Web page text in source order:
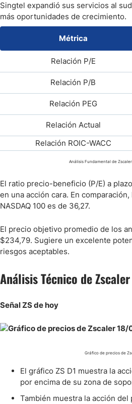
Singtel expandió sus servicios al
más oportunidades de crecimiento.
Métrica
Relación P/E
Relación P/B
Relación PEG
Relación Actual
Relación ROIC-WACC
Análisis Fundamental de
El ratio precio-beneficio (P/E) a
en una acción cara. En
NASDAQ 100 es de 36,27.
El precio objetivo promedio de los
$234,79. Sugiere un excelente
riesgos aceptables.
Análisis Técnico de Zscaler
Señal ZS de hoy
Gráfico de precios de
El gráfico ZS D1 muestra la
por encima de su zona de
También muestra la acción